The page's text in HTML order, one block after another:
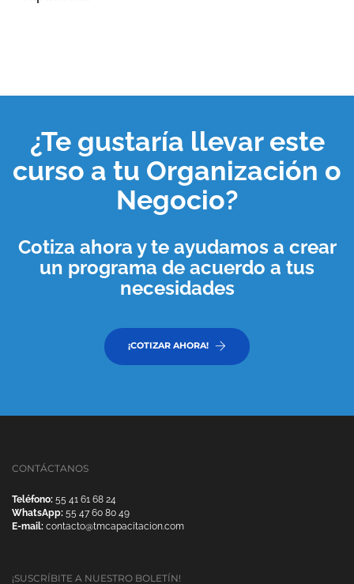
¿Te gustaría llevar este
curso a tu Organización o
Negocio?
Cotiza ahora y te ayudamos a crear
un programa de acuerdo a tus
necesidades
¡COTIZAR AHORA!
CONTÁCTANOS
Teléfono: 55 41 61 68 24
WhatsApp: 55 47 60 80 49
E-mail: contacto@tmcapacitacion.com
¡SUSCRÍBITE A NUESTRO BOLETÍN!